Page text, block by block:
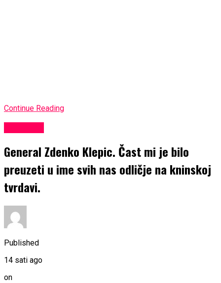
Continue Reading
General Zdenko Klepic. Čast mi je bilo
preuzeti u ime svih nas odličje na kninskoj
tvrdavi.
Published
14 sati ago
on